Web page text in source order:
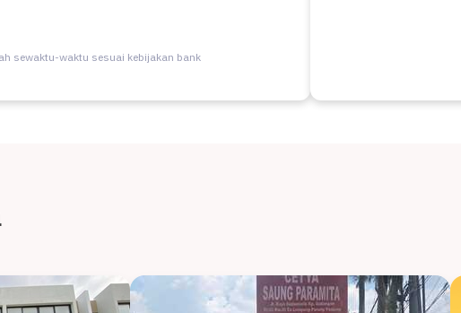
sewaktu-waktu sesuai kebijakan bank